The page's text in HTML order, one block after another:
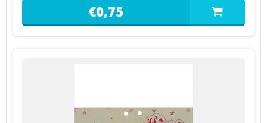
€0,75